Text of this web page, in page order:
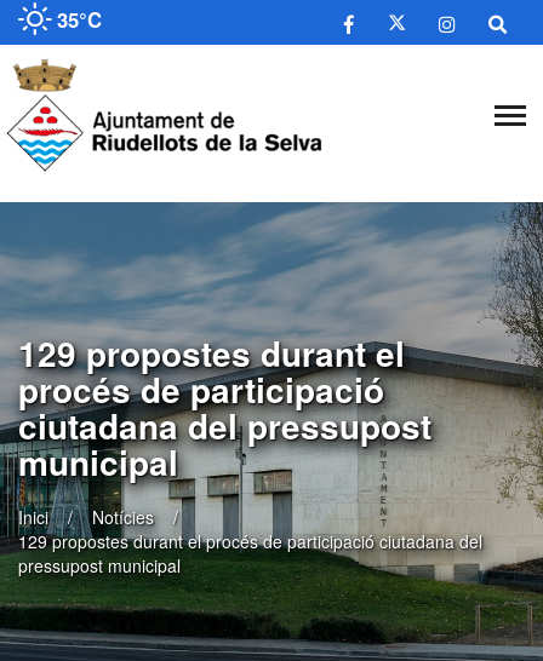
35°C
129 propostes durant el
procés de participació
ciutadana del pressupost
municipal
Inici
Notícies
129 propostes durant el procés de participació ciutadana del
pressupost municipal